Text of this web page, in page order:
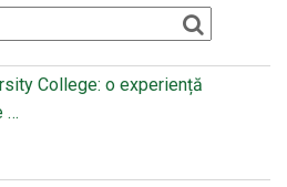
College: o experiență
…